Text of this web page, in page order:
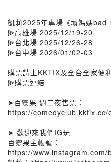
=======================
凱莉2025年專場《壞媽媽bad
⫸高雄場 2025/12/19-20
⫸台北場 2025/12/26-28
⫸台中場 2026/01/02-03
購票請上KKTIX及全台全家便
⫸購票連結
➤百靈果 週二夜售票：
https://comedyclub.kktix.cc/
➤ 歡迎來我們IG玩
百靈果主帳號：
https://